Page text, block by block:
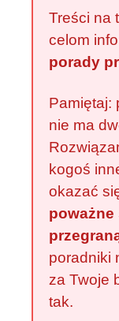
Treści na
celom
porady
Pamiętaj:
nie ma
kogoś
okazać
poradniki
za Twoje
tak.